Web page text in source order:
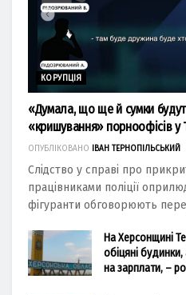
КОРУПЦІЯ
«Думала, що ще й сумки
«кришування» порноофісів у
ОПУБЛІКОВАНО ІВАН ТЕРНОПІЛЬСЬКИЙ
Слідство у справі про
працівниками поліції
фігуранти обговорюють
На Херсонщині
обіцяні
на зарплати, –